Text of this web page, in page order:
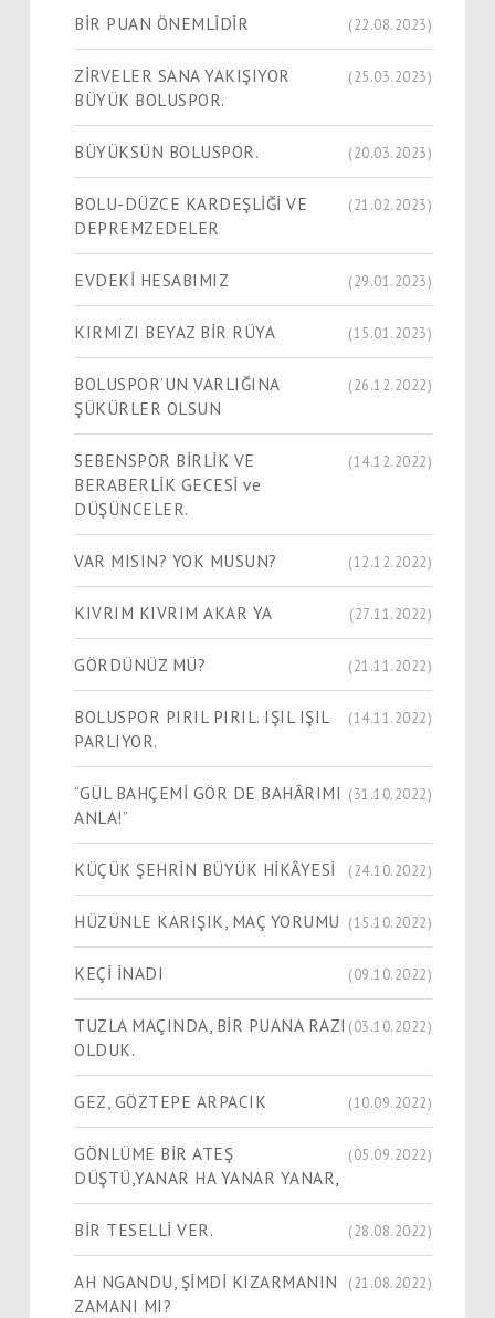
BİR PUAN ÖNEMLİDİR (22.08.2023)
ZİRVELER SANA YAKIŞIYOR
BÜYÜK BOLUSPOR.
(25.03.2023)
BÜYÜKSÜN BOLUSPOR. (20.03.2023)
BOLU-DÜZCE KARDEŞLİĞİ VE
DEPREMZEDELER
(21.02.2023)
EVDEKİ HESABIMIZ (29.01.2023)
KIRMIZI BEYAZ BİR RÜYA (15.01.2023)
BOLUSPOR’UN VARLIĞINA
ŞÜKÜRLER OLSUN
(26.12.2022)
SEBENSPOR BİRLİK VE
BERABERLİK GECESİ ve
DÜŞÜNCELER.
(14.12.2022)
VAR MISIN? YOK MUSUN? (12.12.2022)
KIVRIM KIVRIM AKAR YA (27.11.2022)
GÖRDÜNÜZ MÜ? (21.11.2022)
BOLUSPOR PIRIL PIRIL. IŞIL IŞIL
PARLIYOR.
(14.11.2022)
“GÜL BAHÇEMİ GÖR DE BAHÂRIMI
ANLA!”
(31.10.2022)
KÜÇÜK ŞEHRİN BÜYÜK HİKÂYESİ (24.10.2022)
HÜZÜNLE KARIŞIK, MAÇ YORUMU (15.10.2022)
KEÇİ İNADI (09.10.2022)
TUZLA MAÇINDA, BİR PUANA RAZI
OLDUK.
(03.10.2022)
GEZ, GÖZTEPE ARPACIK (10.09.2022)
GÖNLÜME BİR ATEŞ
DÜŞTÜ,YANAR HA YANAR YANAR,
(05.09.2022)
BİR TESELLİ VER. (28.08.2022)
AH NGANDU, ŞİMDİ KIZARMANIN
ZAMANI MI?
(21.08.2022)